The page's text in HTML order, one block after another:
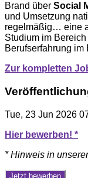
Brand über Social
und Umsetzung
regelmäßig… eine
Studium im
Berufserfahrung im
Zur kompletten
Tue, 23 Jun 2026
Hier bewerben! *
* Hinweis in